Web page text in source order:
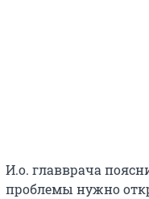
И.о. главврача
проблемы нужно